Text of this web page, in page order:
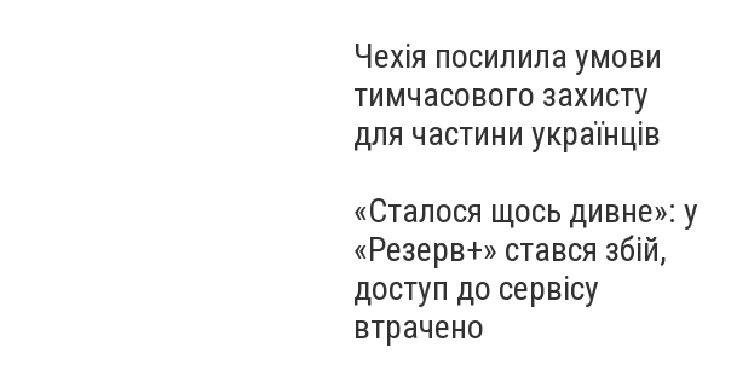
Чехія посилила умови
тимчасового захисту
для частини українців
«Сталося щось дивне»: у
«Резерв+» стався збій,
доступ до сервісу
втрачено